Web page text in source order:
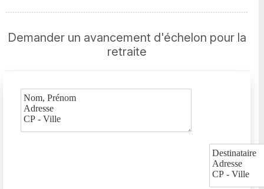
Demander un avancement d'échelon pour la
retraite